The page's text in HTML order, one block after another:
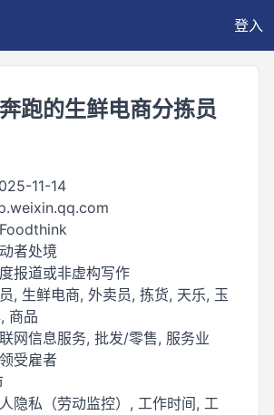
登入
跑的生鲜电商分拣员
11-14
者处境
报道或非虚构写作
, 生鲜电商, 外卖员, 拣货, 天乐, 玉
商品
网信息服务, 批发/零售, 服务业
受雇者
隐私（劳动监控）, 工作时间, 工